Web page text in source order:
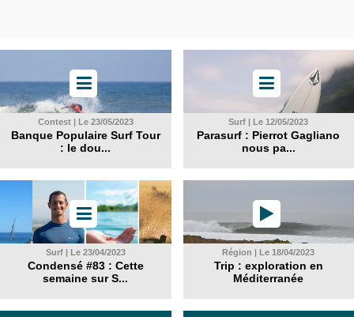
Contest | Le 23/05/2023
Banque Populaire Surf Tour
: le dou...
Surf | Le 12/05/2023
Parasurf : Pierrot Gagliano
nous pa...
Surf | Le 23/04/2023
Condensé #83 : Cette
semaine sur S...
Région | Le 18/04/2023
Trip : exploration en
Méditerranée